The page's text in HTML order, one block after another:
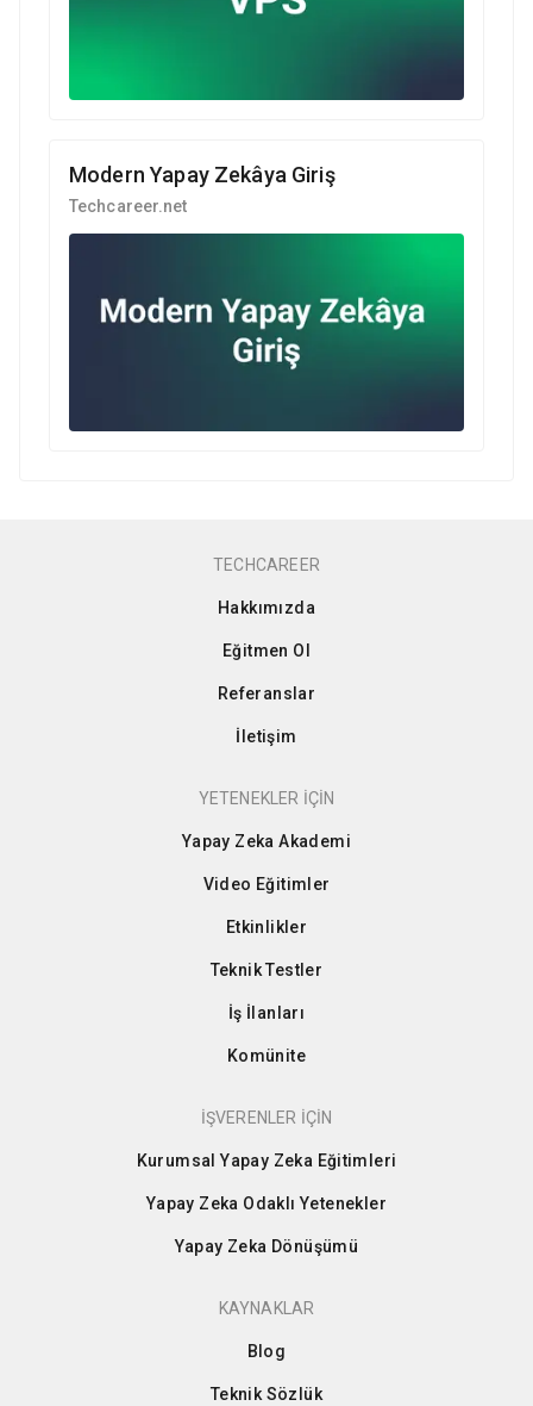
Modern Yapay Zekâya Giriş
Techcareer.net
TECHCAREER
Hakkımızda
Eğitmen Ol
Referanslar
İletişim
YETENEKLER İÇİN
Yapay Zeka Akademi
Video Eğitimler
Etkinlikler
Teknik Testler
İş İlanları
Komünite
İŞVERENLER İÇİN
Kurumsal Yapay Zeka Eğitimleri
Yapay Zeka Odaklı Yetenekler
Yapay Zeka Dönüşümü
KAYNAKLAR
Blog
Teknik Sözlük